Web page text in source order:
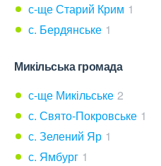
с-ще Старий Крим 1
с. Бердянське 1
Микільська громада
с-ще Микільське 2
с. Свято-Покровське 1
с. Зелений Яр 1
с. Ямбург 1